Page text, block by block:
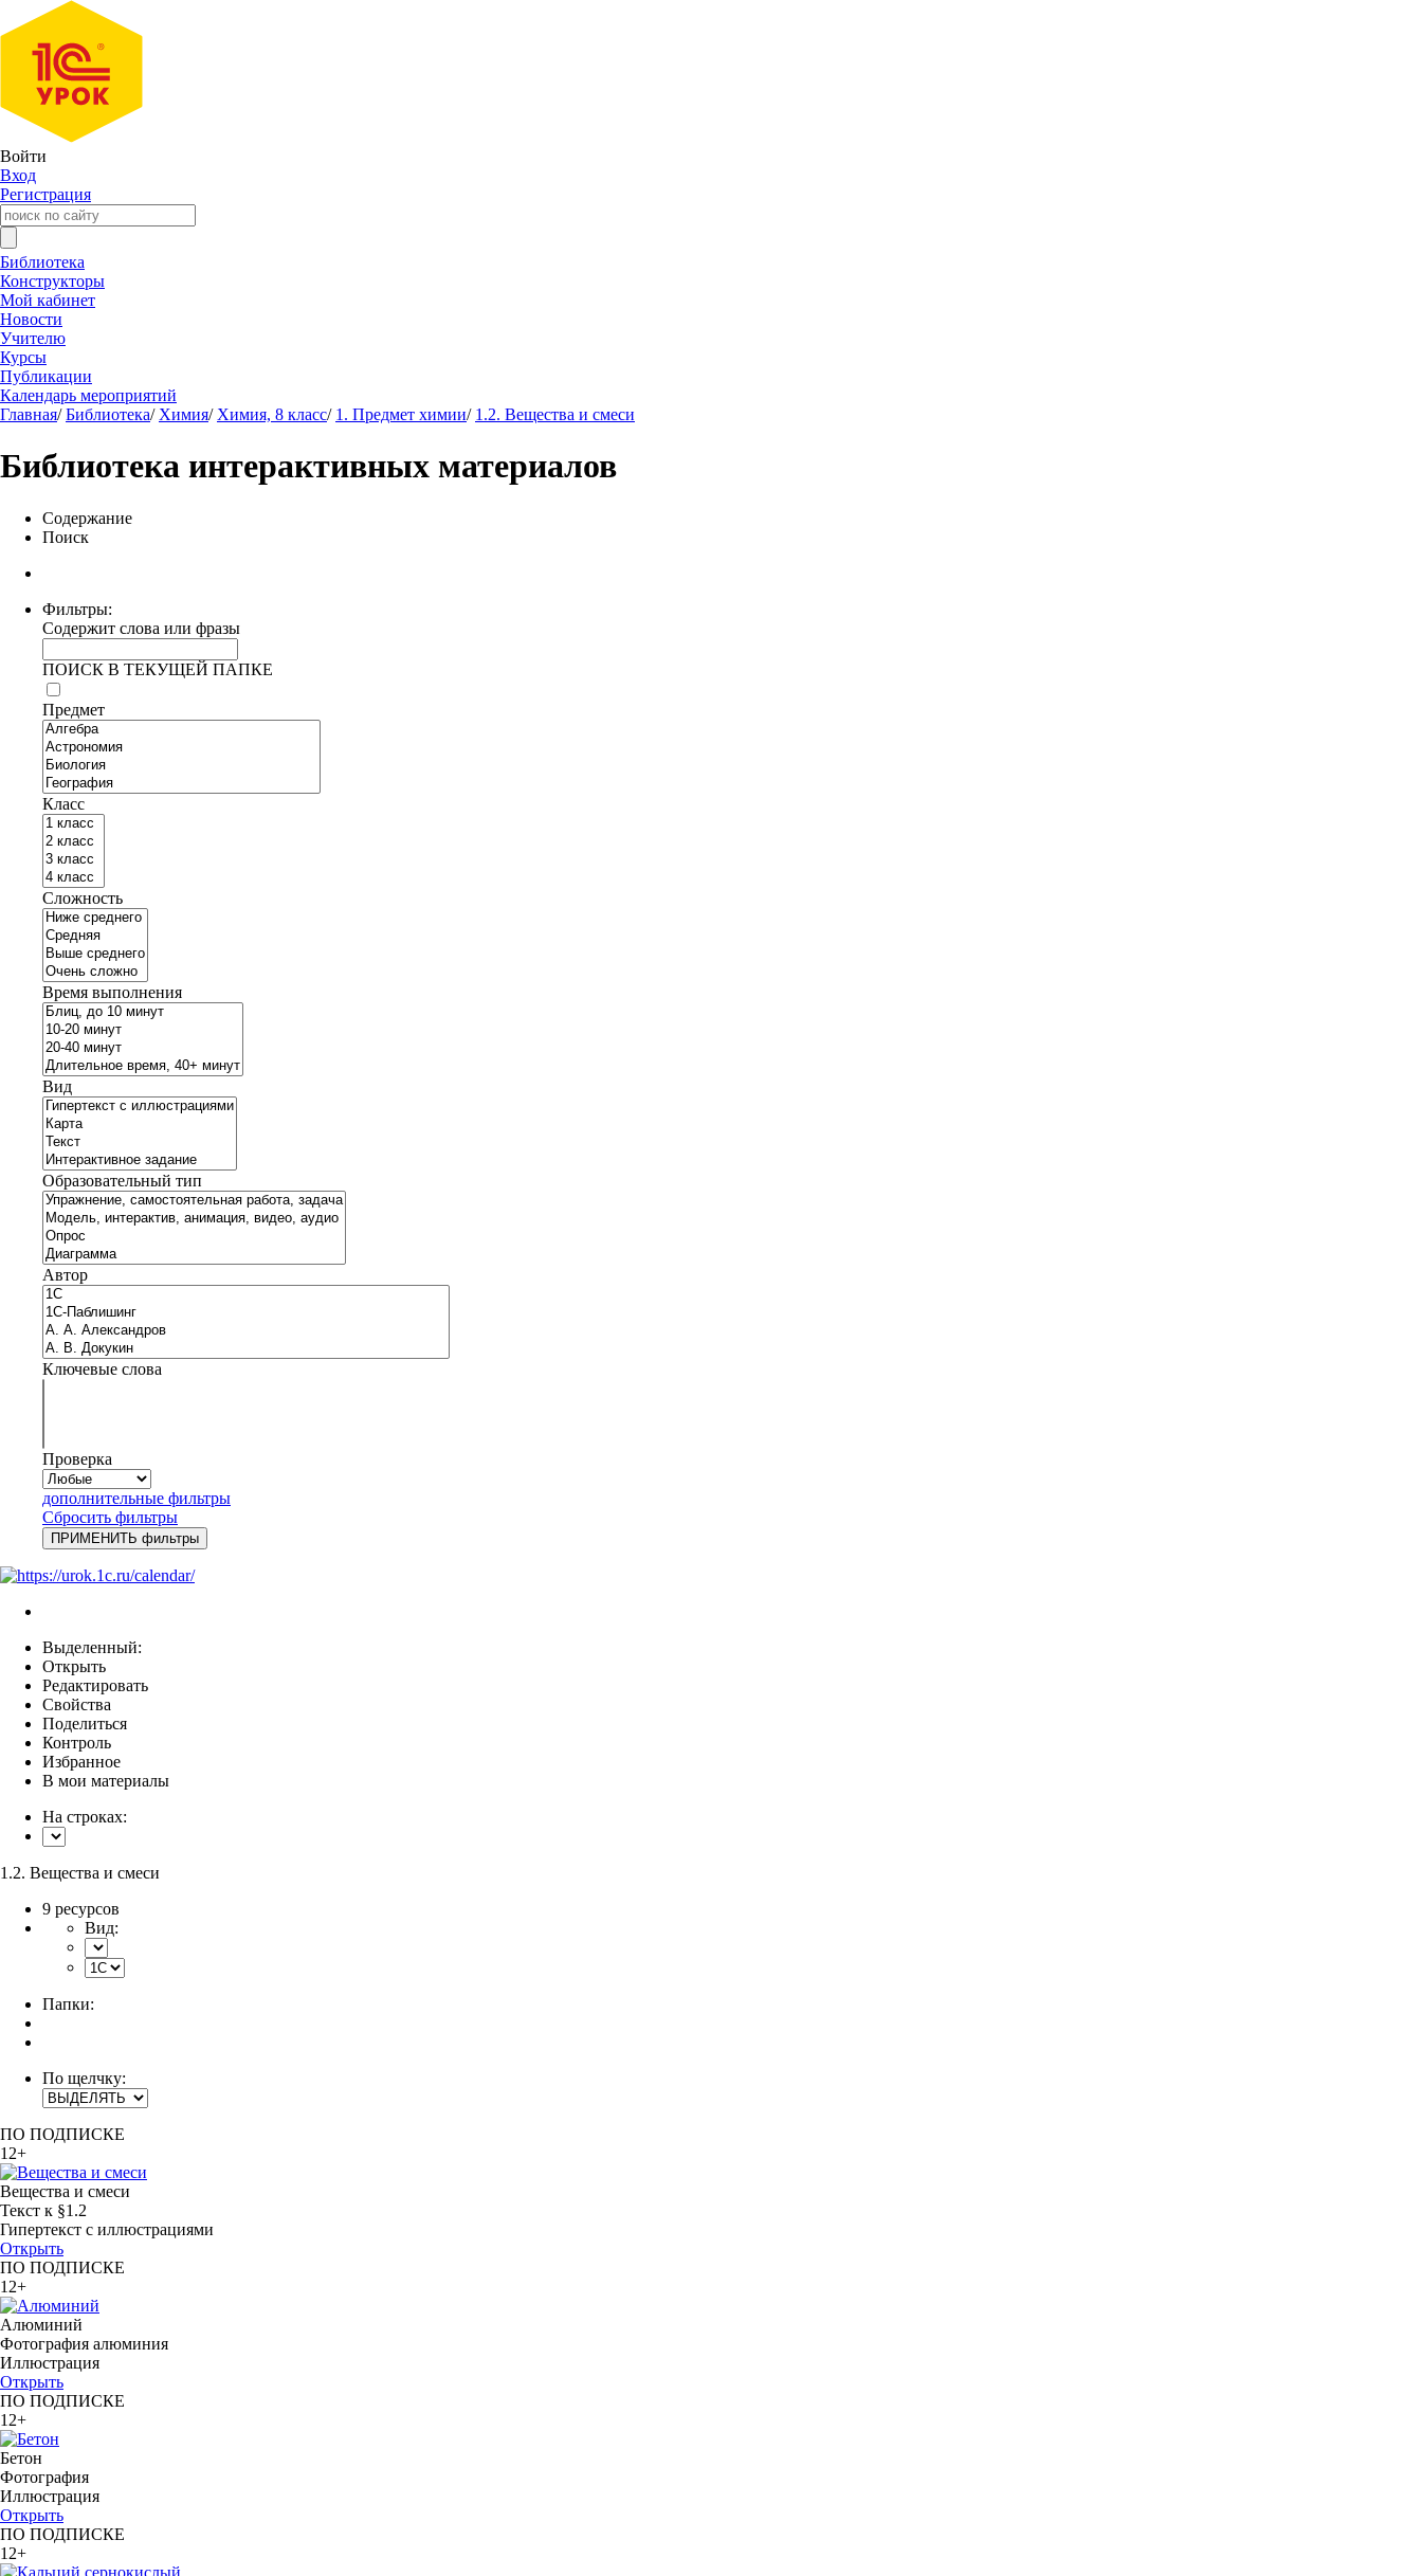
Войти
Вход
Регистрация
Библиотека
Конструкторы
Мой кабинет
Новости
Учителю
Курсы
Публикации
Календарь мероприятий
Главная/ Библиотека/ Химия/ Химия, 8 класс/ 1. Предмет химии/ 1.2. Вещества и смеси
Библиотека интерактивных материалов
Содержание
Поиск
Фильтры:
Содержит слова или фразы
ПОИСК В ТЕКУЩЕЙ ПАПКЕ
Предмет
Класс
Сложность
Время выполнения
Вид
Образовательный тип
Автор
Ключевые слова
Проверка
дополнительные фильтры
Сбросить фильтры
Выделенный:
Открыть
Редактировать
Свойства
Поделиться
Контроль
Избранное
В мои материалы
На строках:
1.2. Вещества и смеси
9 ресурсов
Вид:
Папки:
По щелчку:
ПО ПОДПИСКЕ
12+
Вещества и смеси
Текст к §1.2
Гипертекст с иллюстрациями
Открыть
ПО ПОДПИСКЕ
12+
Алюминий
Фотография алюминия
Иллюстрация
Открыть
ПО ПОДПИСКЕ
12+
Бетон
Фотография
Иллюстрация
Открыть
ПО ПОДПИСКЕ
12+